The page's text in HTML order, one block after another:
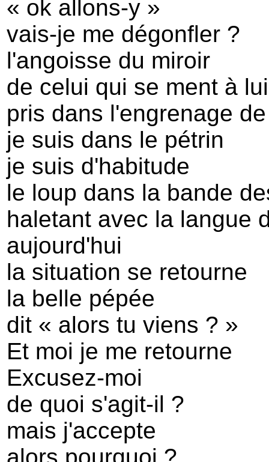
« ok allons-y »
vais-je me dégonfler ?
l'angoisse du miroir
de celui qui se ment à
pris dans l'engrenage
je suis dans le pétrin
je suis d'habitude
le loup dans la bande
haletant avec la langue
aujourd'hui
la situation se retourne
la belle pépée
dit « alors tu viens ? »
Et moi je me retourne
Excusez-moi
de quoi s'agit-il ?
mais j'accepte
alors pourquoi ?